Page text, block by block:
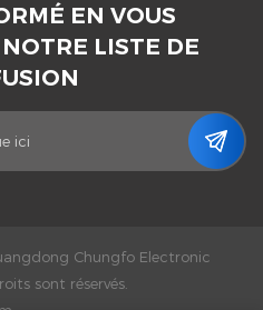
EN VOUS
LISTE DE
Chungfo Electronic
sont réservés.